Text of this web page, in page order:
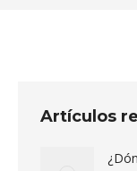
Artículos